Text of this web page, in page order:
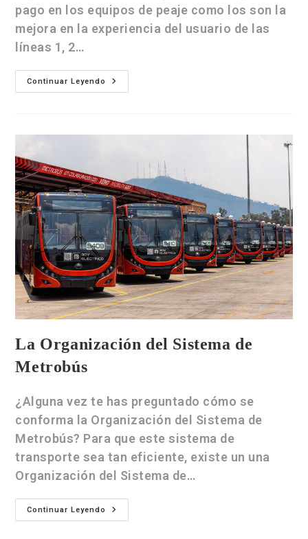
pago en los equipos de peaje como los son la
mejora en la experiencia del usuario de las
líneas 1, 2…
Continuar Leyendo
La Organización del Sistema de
Metrobús
¿Alguna vez te has preguntado cómo se
conforma la Organización del Sistema de
Metrobús? Para que este sistema de
transporte sea tan eficiente, existe un una
Organización del Sistema de…
Continuar Leyendo